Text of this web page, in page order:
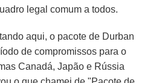
legal comum a todos.
aqui, o pacote de Durban
de compromissos para o
Canadá, Japão e Rússia